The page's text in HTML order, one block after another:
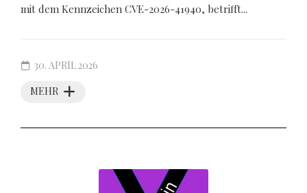
mit dem Kennzeichen CVE-2026-41940, betrifft...
MEHR
30. APRIL 2026